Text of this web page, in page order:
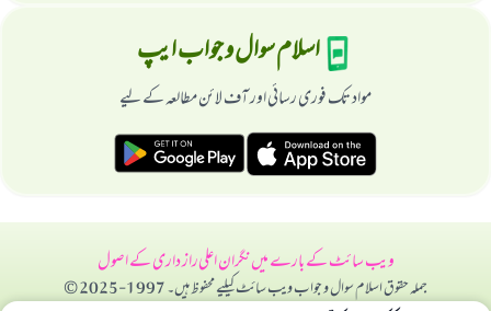
اسلام سوال و جواب ایپ
مواد تک فوری رسائی اور آف لائن مطالعہ کے لیے
ویب سائٹ کے بارے میںنگران اعلیراز داری کے اصول
جملہ حقوق اسلام سوال و جواب ویب سائٹ کیلیے محفوظ ہیں۔ 1997-2025 ©